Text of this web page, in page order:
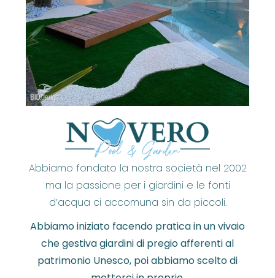
Abbiamo fondato la nostra società nel 2002
ma la passione per i giardini e le fonti
d’acqua ci accomuna sin da piccoli.
Abbiamo iniziato facendo pratica in un vivaio
che gestiva giardini di pregio afferenti al
patrimonio Unesco, poi abbiamo scelto di